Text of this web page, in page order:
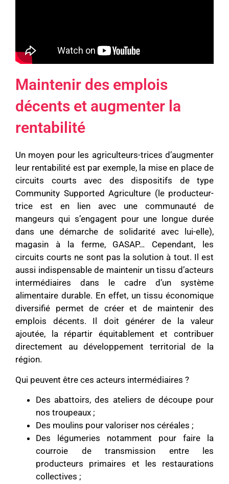
Maintenir des emplois
décents et augmenter la
rentabilité
Un moyen pour les agriculteurs-trices d’augmenter
leur rentabilité est par exemple, la mise en place de
circuits courts avec des dispositifs de type
Community Supported Agriculture (le producteur-
trice est en lien avec une communauté de
mangeurs qui s’engagent pour une longue durée
dans une démarche de solidarité avec lui-elle),
magasin à la ferme, GASAP… Cependant, les
circuits courts ne sont pas la solution à tout. Il est
aussi indispensable de maintenir un tissu d’acteurs
intermédiaires dans le cadre d’un système
alimentaire durable. En effet, un tissu économique
diversifié permet de créer et de maintenir des
emplois décents. Il doit générer de la valeur
ajoutée, la répartir équitablement et contribuer
directement au développement territorial de la
région.
Qui peuvent être ces acteurs intermédiaires ?
Des abattoirs, des ateliers de découpe pour
nos troupeaux ;
Des moulins pour valoriser nos céréales ;
Des légumeries notamment pour faire la
courroie de transmission entre les
producteurs primaires et les restaurations
collectives ;